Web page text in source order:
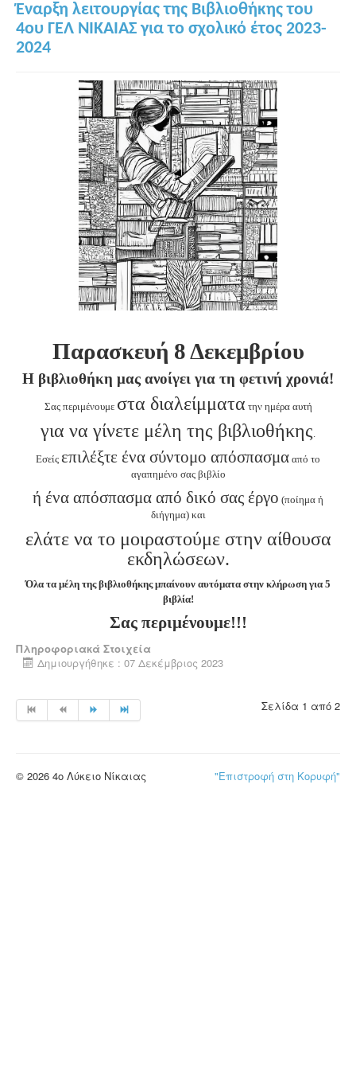
Έναρξη λειτουργίας της Βιβλιοθήκης του
4ου ΓΕΛ ΝΙΚΑΙΑΣ για το σχολικό έτος 2023-
2024
Παρασκευή 8 Δεκεμβρίου
Η βιβλιοθήκη μας ανοίγει για τη φετινή χρονιά!
Σας περιμένουμε στα διαλείμματα την ημέρα αυτή
για να γίνετε μέλη της βιβλιοθήκης.
Εσείς επιλέξτε ένα σύντομο απόσπασμα από το
αγαπημένο σας βιβλίο
ή ένα απόσπασμα από δικό σας έργο (ποίημα ή
διήγημα) και
ελάτε να το μοιραστούμε στην αίθουσα
εκδηλώσεων.
Όλα τα μέλη της βιβλιοθήκης μπαίνουν αυτόματα στην κλήρωση για 5
βιβλία!
Σας περιμένουμε!!!
Πληροφοριακά Στοιχεία
Δημιουργήθηκε : 07 Δεκέμβριος 2023
Σελίδα 1 από 2
"Επιστροφή στη Κορυφή"
© 2026 4ο Λύκειο Νίκαιας